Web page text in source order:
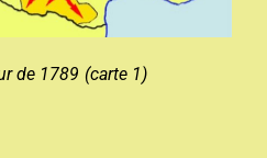
de 1789 (carte 1)